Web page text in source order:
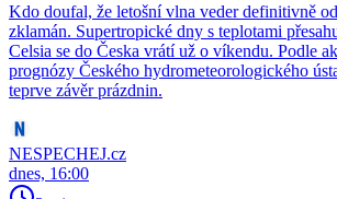
Kdo doufal, že letošní vlna veder definitivně
zklamán. Supertropické dny s teplotami
Celsia se do Česka vrátí už o víkendu. Podle
prognózy Českého hydrometeorologického
teprve závěr prázdnin.
NESPECHEJ.cz
dnes, 16:00